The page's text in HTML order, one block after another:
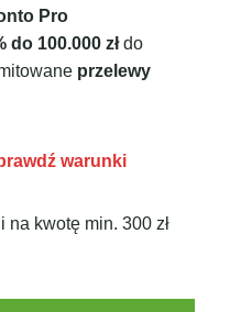
Pro
do 100.000 złdo
przelewy
warunki
kwotę min. 300 zł